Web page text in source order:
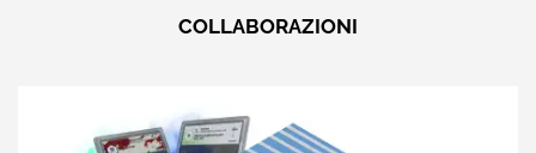
COLLABORAZIONI